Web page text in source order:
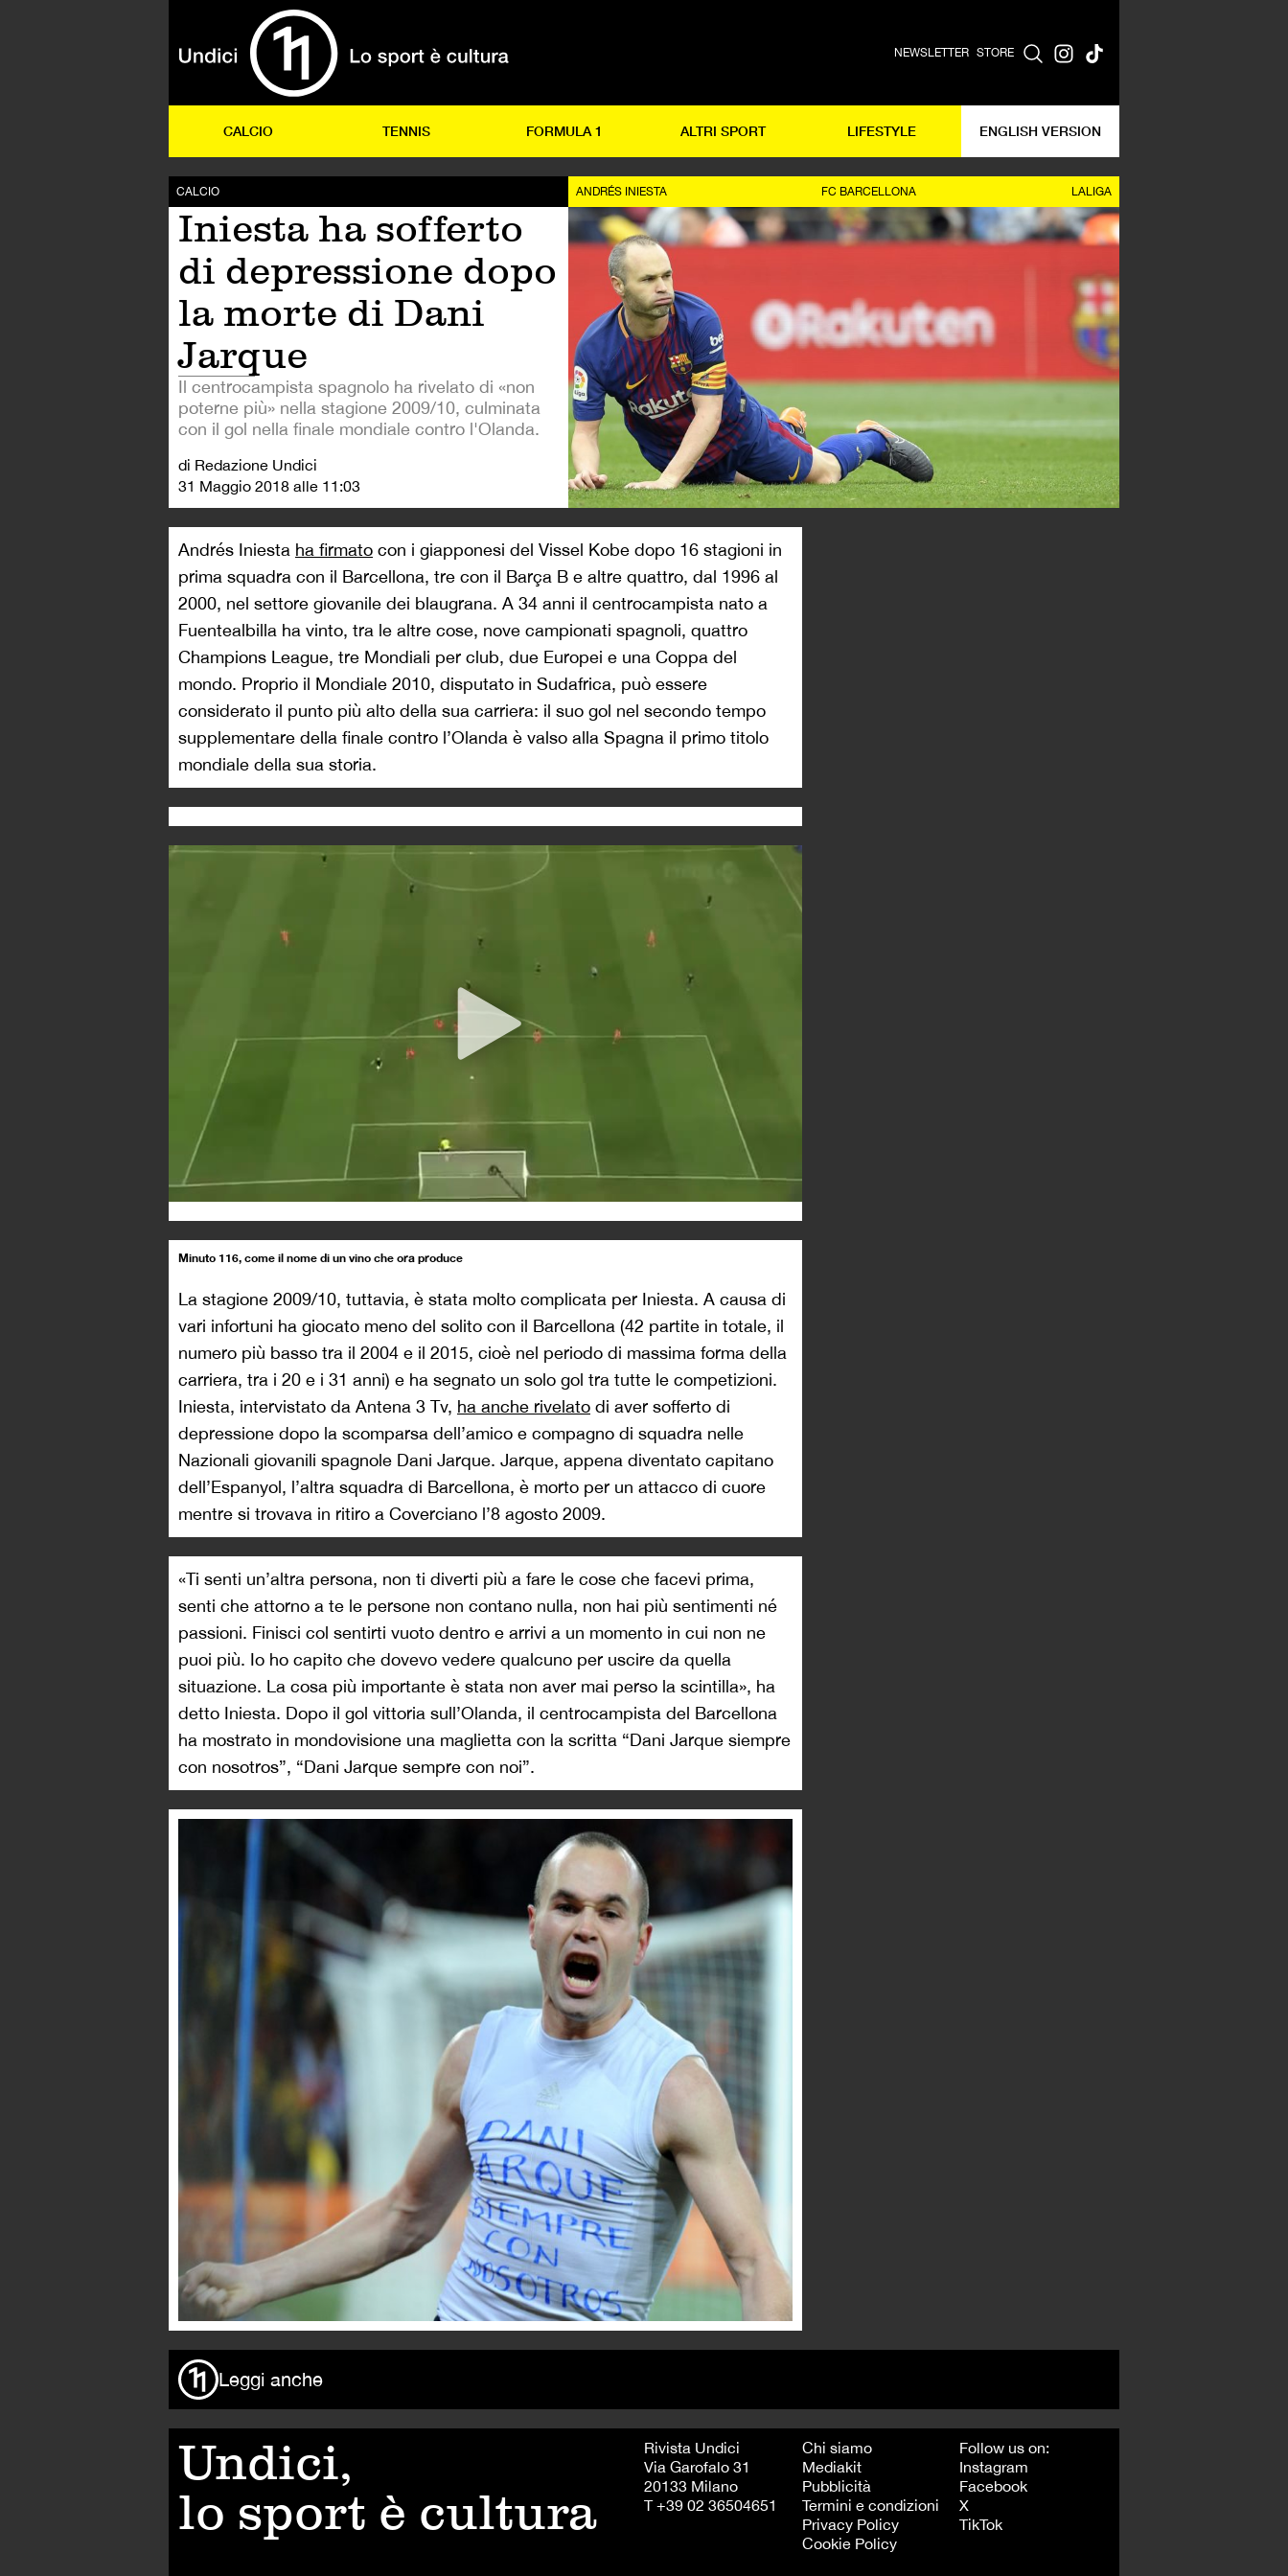
NEWSLETTER STORE
CALCIO TENNIS FORMULA 1 ALTRI SPORT LIFESTYLE ENGLISH VERSION
CALCIO
Iniesta ha sofferto
di depressione dopo
la morte di Dani
Jarque
Il centrocampista spagnolo ha rivelato di «non
poterne più» nella stagione 2009/10, culminata
con il gol nella finale mondiale contro l'Olanda.
di Redazione Undici
31 Maggio 2018 alle 11:03
ANDRÉS INIESTA FC BARCELLONA LALIGA
Andrés Iniesta ha firmato con i giapponesi del Vissel Kobe dopo 16 stagioni in
prima squadra con il Barcellona, tre con il Barça B e altre quattro, dal 1996 al
2000, nel settore giovanile dei blaugrana. A 34 anni il centrocampista nato a
Fuentealbilla ha vinto, tra le altre cose, nove campionati spagnoli, quattro
Champions League, tre Mondiali per club, due Europei e una Coppa del
mondo. Proprio il Mondiale 2010, disputato in Sudafrica, può essere
considerato il punto più alto della sua carriera: il suo gol nel secondo tempo
supplementare della finale contro l’Olanda è valso alla Spagna il primo titolo
mondiale della sua storia.
Minuto 116, come il nome di un vino che ora produce
La stagione 2009/10, tuttavia, è stata molto complicata per Iniesta. A causa di
vari infortuni ha giocato meno del solito con il Barcellona (42 partite in totale, il
numero più basso tra il 2004 e il 2015, cioè nel periodo di massima forma della
carriera, tra i 20 e i 31 anni) e ha segnato un solo gol tra tutte le competizioni.
Iniesta, intervistato da Antena 3 Tv, ha anche rivelato di aver sofferto di
depressione dopo la scomparsa dell’amico e compagno di squadra nelle
Nazionali giovanili spagnole Dani Jarque. Jarque, appena diventato capitano
dell’Espanyol, l’altra squadra di Barcellona, è morto per un attacco di cuore
mentre si trovava in ritiro a Coverciano l’8 agosto 2009.
«Ti senti un’altra persona, non ti diverti più a fare le cose che facevi prima,
senti che attorno a te le persone non contano nulla, non hai più sentimenti né
passioni. Finisci col sentirti vuoto dentro e arrivi a un momento in cui non ne
puoi più. Io ho capito che dovevo vedere qualcuno per uscire da quella
situazione. La cosa più importante è stata non aver mai perso la scintilla», ha
detto Iniesta. Dopo il gol vittoria sull’Olanda, il centrocampista del Barcellona
ha mostrato in mondovisione una maglietta con la scritta “Dani Jarque siempre
con nosotros”, “Dani Jarque sempre con noi”.
Leggi anche
Undici,
lo sport è cultura
Rivista Undici
Via Garofalo 31
20133 Milano
T +39 02 36504651
Chi siamo
Mediakit
Pubblicità
Termini e condizioni
Privacy Policy
Cookie Policy
Follow us on:
Instagram
Facebook
X
TikTok